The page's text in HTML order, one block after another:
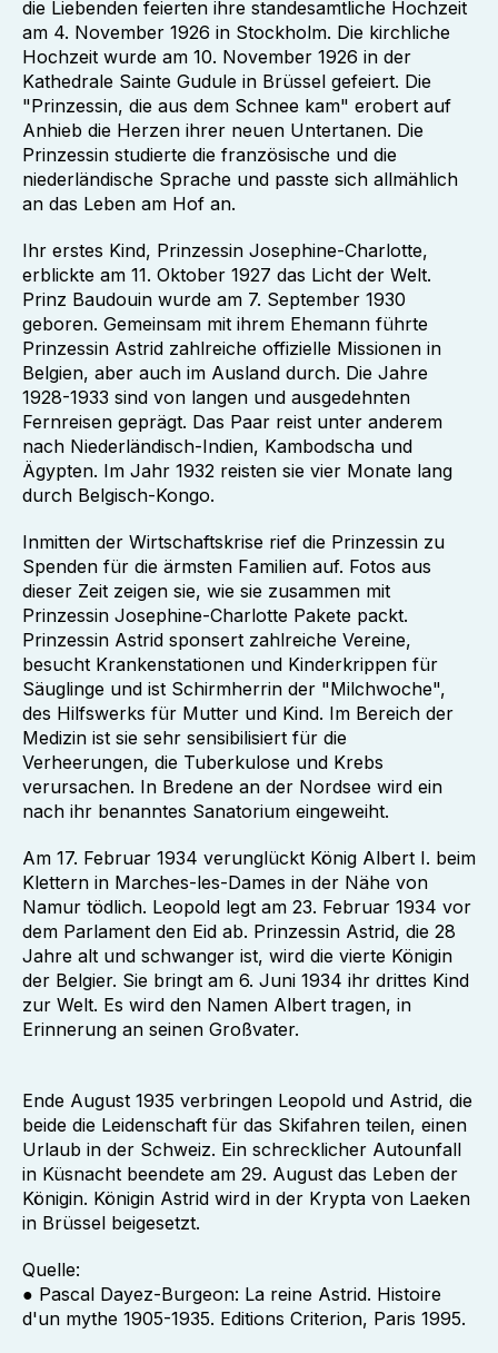
die Liebenden feierten ihre standesamtliche Hochzeit
am 4. November 1926 in Stockholm. Die kirchliche
Hochzeit wurde am 10. November 1926 in der
Kathedrale Sainte Gudule in Brüssel gefeiert. Die
"Prinzessin, die aus dem Schnee kam" erobert auf
Anhieb die Herzen ihrer neuen Untertanen. Die
Prinzessin studierte die französische und die
niederländische Sprache und passte sich allmählich
an das Leben am Hof an.
Ihr erstes Kind, Prinzessin Josephine-Charlotte,
erblickte am 11. Oktober 1927 das Licht der Welt.
Prinz Baudouin wurde am 7. September 1930
geboren. Gemeinsam mit ihrem Ehemann führte
Prinzessin Astrid zahlreiche offizielle Missionen in
Belgien, aber auch im Ausland durch. Die Jahre
1928-1933 sind von langen und ausgedehnten
Fernreisen geprägt. Das Paar reist unter anderem
nach Niederländisch-Indien, Kambodscha und
Ägypten. Im Jahr 1932 reisten sie vier Monate lang
durch Belgisch-Kongo.
Inmitten der Wirtschaftskrise rief die Prinzessin zu
Spenden für die ärmsten Familien auf. Fotos aus
dieser Zeit zeigen sie, wie sie zusammen mit
Prinzessin Josephine-Charlotte Pakete packt.
Prinzessin Astrid sponsert zahlreiche Vereine,
besucht Krankenstationen und Kinderkrippen für
Säuglinge und ist Schirmherrin der "Milchwoche",
des Hilfswerks für Mutter und Kind. Im Bereich der
Medizin ist sie sehr sensibilisiert für die
Verheerungen, die Tuberkulose und Krebs
verursachen. In Bredene an der Nordsee wird ein
nach ihr benanntes Sanatorium eingeweiht.
Am 17. Februar 1934 verunglückt König Albert I. beim
Klettern in Marches-les-Dames in der Nähe von
Namur tödlich. Leopold legt am 23. Februar 1934 vor
dem Parlament den Eid ab. Prinzessin Astrid, die 28
Jahre alt und schwanger ist, wird die vierte Königin
der Belgier. Sie bringt am 6. Juni 1934 ihr drittes Kind
zur Welt. Es wird den Namen Albert tragen, in
Erinnerung an seinen Großvater.
Ende August 1935 verbringen Leopold und Astrid, die
beide die Leidenschaft für das Skifahren teilen, einen
Urlaub in der Schweiz. Ein schrecklicher Autounfall
in Küsnacht beendete am 29. August das Leben der
Königin. Königin Astrid wird in der Krypta von Laeken
in Brüssel beigesetzt.
Quelle:
● Pascal Dayez-Burgeon: La reine Astrid. Histoire
d'un mythe 1905-1935. Editions Criterion, Paris 1995.